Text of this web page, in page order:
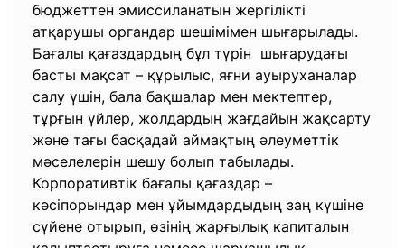
бюджеттен эмиссиланатын жергілікті
атқарушы органдар шешімімен шығарылады.
Бағалы қағаздардың бұл түрін шығарудағы
басты мақсат – құрылыс, яғни ауыруханалар
салу үшін, бала бақшалар мен мектептер,
тұрғын үйлер, жолдардың жағдайын жақсарту
және тағы басқадай аймақтың әлеуметтік
мәселелерін шешу болып табылады.
Корпоративтік бағалы қағаздар –
кәсіпорындар мен ұйымдардыдың заң күшіне
сүйене отырып, өзінің жарғылық капиталын